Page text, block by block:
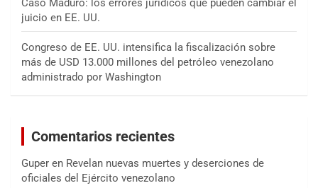
juicio en EE. UU.
Congreso de EE. UU. intensifica la fiscalización sobre
más de USD 13.000 millones del petróleo venezolano
administrado por Washington
Comentarios recientes
Guper en Revelan nuevas muertes y deserciones de
oficiales del Ejército venezolano